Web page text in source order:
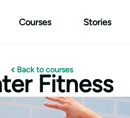
Courses Stories
Back to courses
Fitness